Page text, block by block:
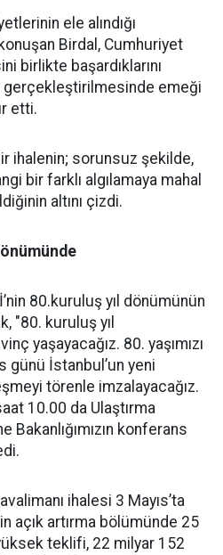
ele alındığı
konuşan Birdal, Cumhuriyet
birlikte başardıklarını
gerçekleştirilmesinde emeği
etti.
ihalenin; sorunsuz şekilde,
bir farklı algılamaya mahal
altını çizdi.
80.kuruluş yıl dönümünün
"80. kuruluş yıl
yaşayacağız. 80. yaşımızı
günü İstanbul’un yeni
törenle imzalayacağız.
10.00 da Ulaştırma
Bakanlığımızın konferans
ihalesi 3 Mayıs’ta
açık artırma bölümünde 25
teklifi, 22 milyar 152